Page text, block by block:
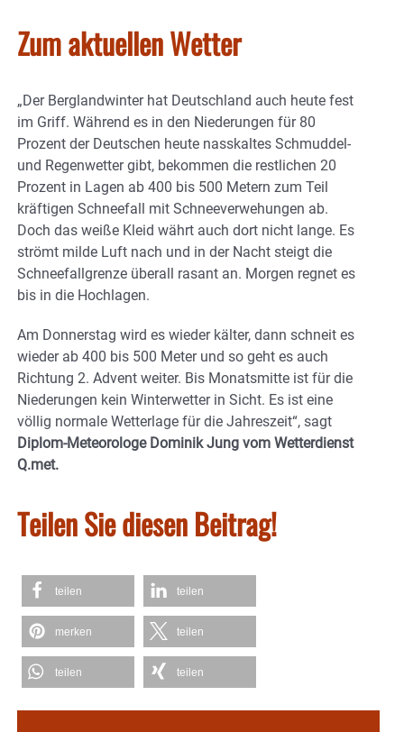
Zum aktuellen Wetter
„Der Berglandwinter hat Deutschland auch heute fest
im Griff. Während es in den Niederungen für 80
Prozent der Deutschen heute nasskaltes Schmuddel-
und Regenwetter gibt, bekommen die restlichen 20
Prozent in Lagen ab 400 bis 500 Metern zum Teil
kräftigen Schneefall mit Schneeverwehungen ab.
Doch das weiße Kleid währt auch dort nicht lange. Es
strömt milde Luft nach und in der Nacht steigt die
Schneefallgrenze überall rasant an. Morgen regnet es
bis in die Hochlagen.
Am Donnerstag wird es wieder kälter, dann schneit es
wieder ab 400 bis 500 Meter und so geht es auch
Richtung 2. Advent weiter. Bis Monatsmitte ist für die
Niederungen kein Winterwetter in Sicht. Es ist eine
völlig normale Wetterlage für die Jahreszeit“, sagt
Diplom-Meteorologe Dominik Jung vom Wetterdienst
Q.met.
Teilen Sie diesen Beitrag!
teilen teilen
merken teilen
teilen teilen